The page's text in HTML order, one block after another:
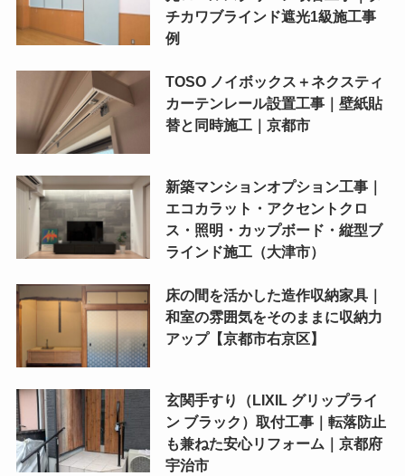
チカワブラインド遮光1級施工事
例
TOSO ノイボックス＋ネクスティ
カーテンレール設置工事｜壁紙貼
替と同時施工｜京都市
新築マンションオプション工事｜
エコカラット・アクセントクロ
ス・照明・カップボード・縦型ブ
ラインド施工（大津市）
床の間を活かした造作収納家具｜
和室の雰囲気をそのままに収納力
アップ【京都市右京区】
玄関手すり（LIXIL グリップライ
ン ブラック）取付工事｜転落防止
も兼ねた安心リフォーム｜京都府
宇治市